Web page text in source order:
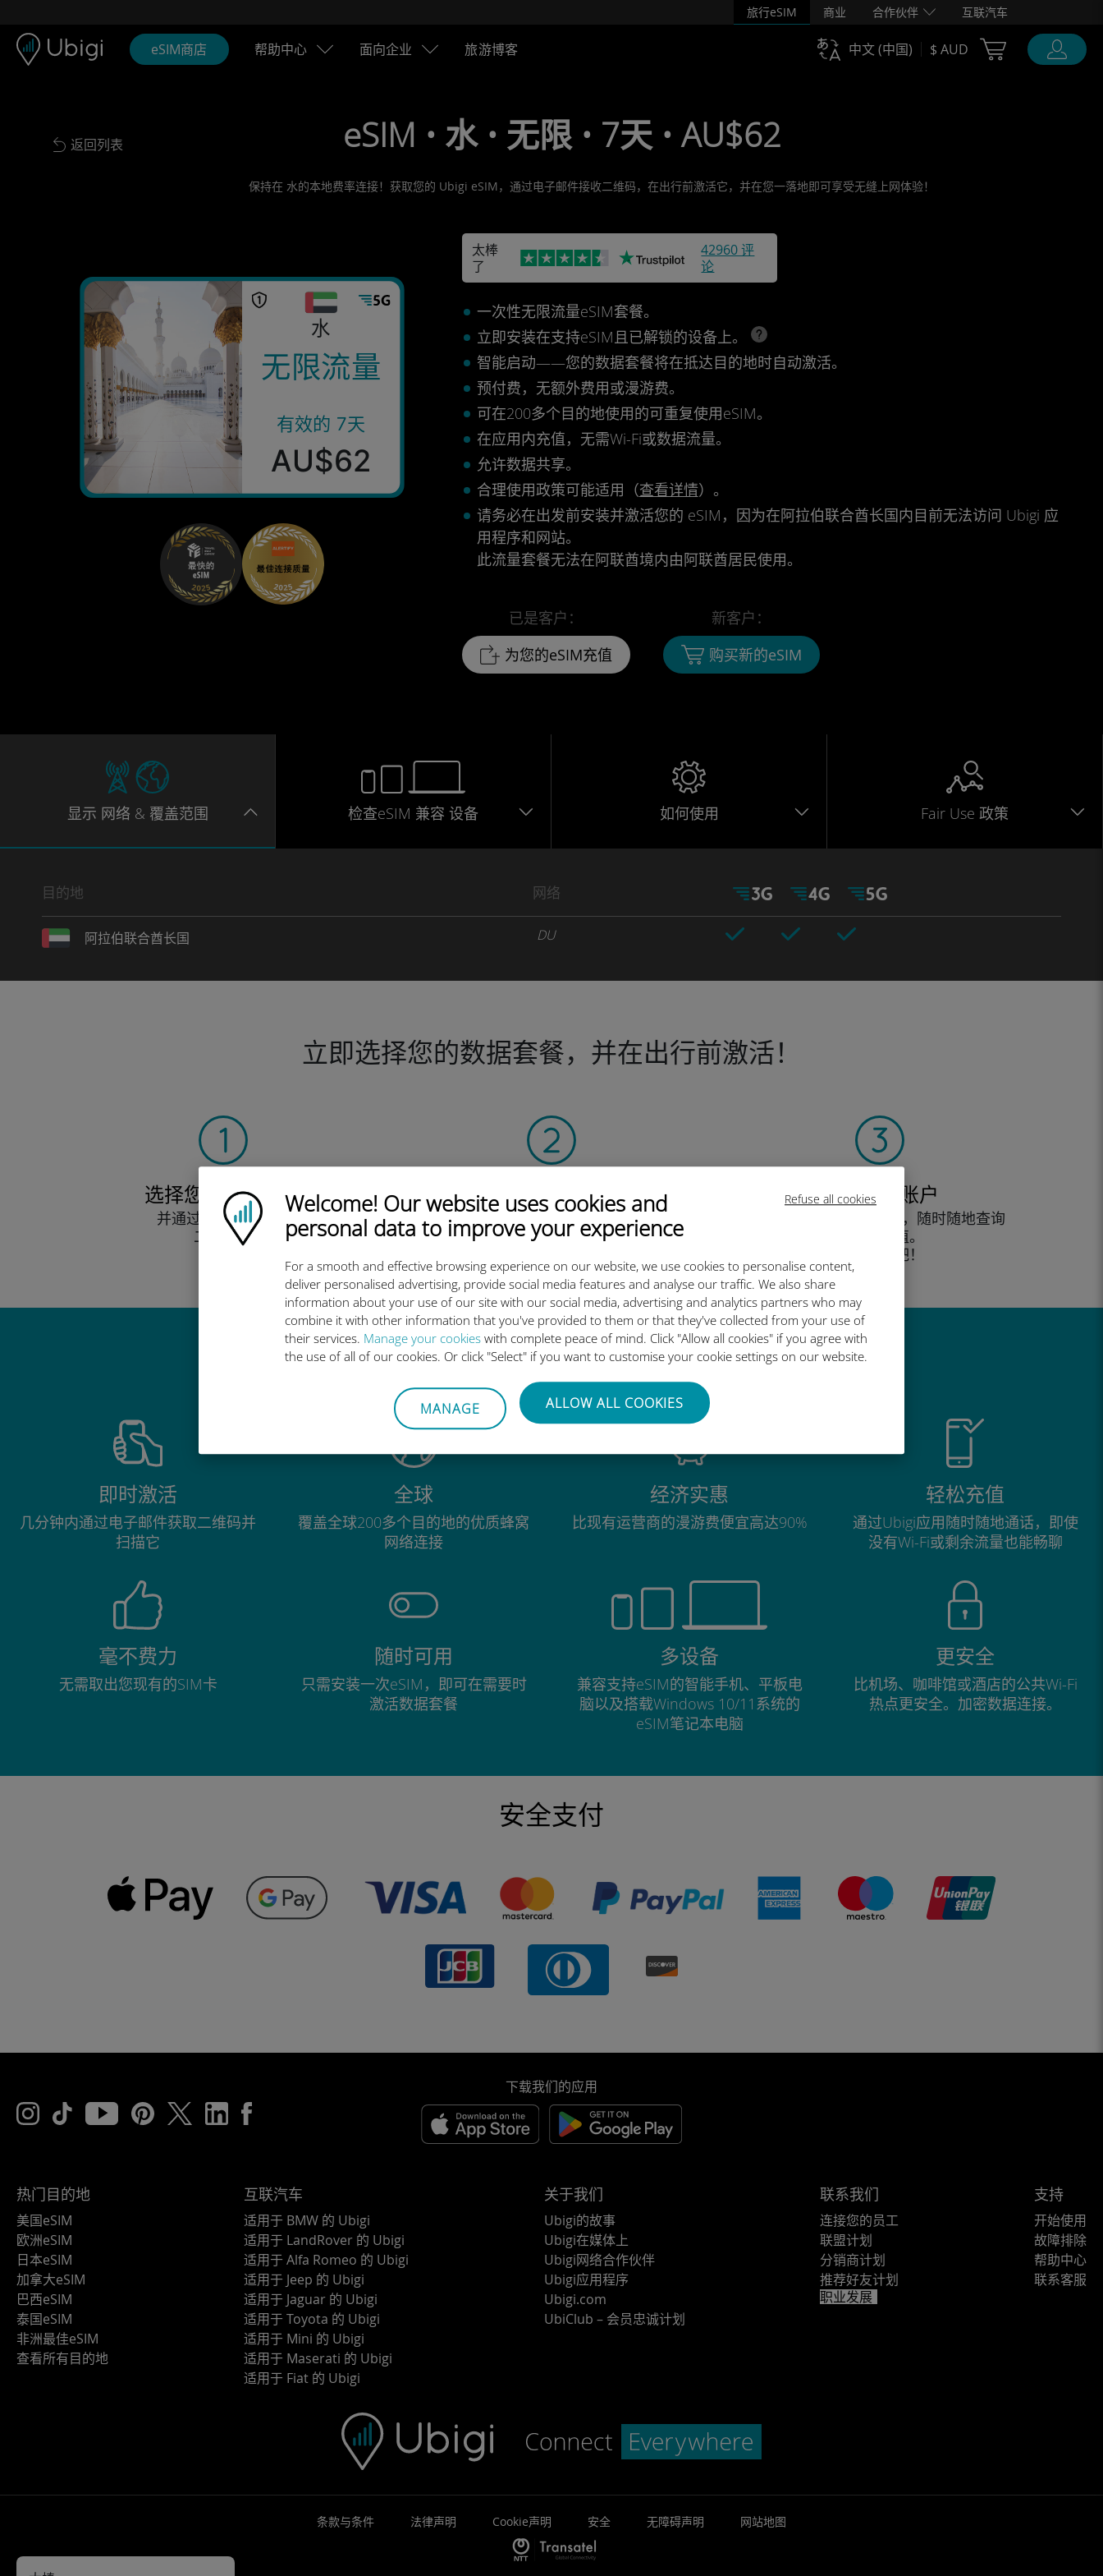
Refuse all cookies
Ubigi logo
Welcome! Our website uses cookies and
personal data to improve your experience
For a smooth and effective browsing experience on our website, we use cookies to personalise content,
deliver personalised advertising, provide social media features and analyse our traffic. We also share
information about your use of our site with our social media, advertising and analytics partners who may
combine it with other information that you've provided to them or that they've collected from your use of
their services. Manage your cookies with complete peace of mind. Click "Allow all cookies" if you agree with
the use of all of our cookies. Or click "Select" if you want to customise your cookie settings on our website.
MANAGE ALLOW ALL COOKIES
旅行eSIM 商业 合作伙伴 互联汽车
eSIM商店 帮助中心 面向企业 旅游博客 中文 (中国) $ AUD Cart Ubigi
Back to list
返回列表 eSIM • 水 • 无限 • 7天 • AU$62
保持在 水的本地费率连接！获取您的 Ubigi eSIM，通过电子邮件接收二维码，在出行前激活它，并在您一落地即可享受无缝上网体验！
水
无限流量
有效的 7天
AU$62
太棒
了
42960 评
论
一次性无限流量eSIM套餐。
立即安装在支持eSIM且已解锁的设备上。
智能启动——您的数据套餐将在抵达目的地时自动激活。
预付费，无额外费用或漫游费。
可在200多个目的地使用的可重复使用eSIM。
在应用内充值，无需Wi-Fi或数据流量。
允许数据共享。
合理使用政策可能适用（查看详情）。
请务必在出发前安装并激活您的 eSIM，因为在阿拉伯联合酋长国内目前无法访问 Ubigi 应
用程序和网站。
此流量套餐无法在阿联酋境内由阿联酋居民使用。
已是客户：
为您的eSIM充值
新客户：
购买新的eSIM
显示 网络 & 覆盖范围 检查eSIM 兼容 设备 如何使用 Fair Use 政策
目的地 网络
阿拉伯联合酋长国 DU
立即选择您的数据套餐，并在出行前激活！
选择您的数据套餐
并通过电子邮件接收
二维码。
扫描二维码
激活数据套餐并
安装Ubigi eSIM。
创建您的账户
开始使用您的数据套餐，随时随地查询
余额并充值。
尽情享受吧！
为什么Ubigi国际eSIM如此出色
即时激活
几分钟内通过电子邮件获取二维码并
扫描它
全球
覆盖全球200多个目的地的优质蜂窝
网络连接
经济实惠
比现有运营商的漫游费便宜高达90%
轻松充值
通过Ubigi应用随时随地通话，即使
没有Wi-Fi或剩余流量也能畅聊
毫不费力
无需取出您现有的SIM卡
随时可用
只需安装一次eSIM，即可在需要时
激活数据套餐
多设备
兼容支持eSIM的智能手机、平板电
脑以及搭载Windows 10/11系统的
eSIM笔记本电脑
更安全
比机场、咖啡馆或酒店的公共Wi-Fi
热点更安全。加密数据连接。
安全支付
下载我们的应用
热门目的地
美国eSIM
欧洲eSIM
日本eSIM
加拿大eSIM
巴西eSIM
泰国eSIM
非洲最佳eSIM
查看所有目的地
互联汽车
适用于 BMW 的 Ubigi
适用于 LandRover 的 Ubigi
适用于 Alfa Romeo 的 Ubigi
适用于 Jeep 的 Ubigi
适用于 Jaguar 的 Ubigi
适用于 Toyota 的 Ubigi
适用于 Mini 的 Ubigi
适用于 Maserati 的 Ubigi
适用于 Fiat 的 Ubigi
关于我们
Ubigi的故事
Ubigi在媒体上
Ubigi网络合作伙伴
Ubigi应用程序
Ubigi.com
UbiClub – 会员忠诚计划
联系我们
连接您的员工
联盟计划
分销商计划
推荐好友计划
职业发展
支持
开始使用
故障排除
帮助中心
联系客服
条款与条件 法律声明 Cookie声明 安全 无障碍声明 网站地图